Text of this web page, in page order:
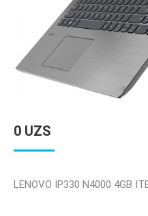
0 UZS
LENOVO IP330 N4000 4GB